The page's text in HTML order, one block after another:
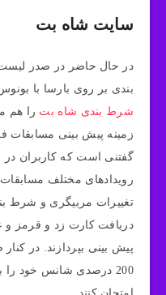
سایت شاه بت
در حال حاضر در صدر
بندی بر روی بارسا با بونوس 200 درصدی می توان
شرط بندی شاه بت را هم
زمینه پیش بینی مسابقات
گفتنی است که کاربران در
رویدادهای مختلف
تغییرات مربیگری و شرط
دریافت کارت زد و قرمز و
پیش بینی بپردازند. در
200 درصدی شانس خود